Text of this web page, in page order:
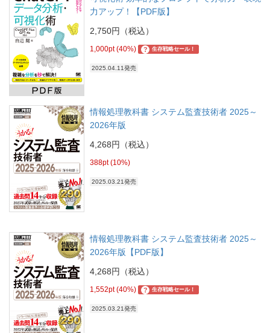
力アップ！【PDF版】
2,750円（税込）
1,000pt (40%) ? 生存戦略セール！
2025.04.11発売
情報処理教科書 システム監査技術者 2025～
2026年版
4,268円（税込）
388pt (10%)
2025.03.21発売
情報処理教科書 システム監査技術者 2025～
2026年版【PDF版】
4,268円（税込）
1,552pt (40%) ? 生存戦略セール！
2025.03.21発売